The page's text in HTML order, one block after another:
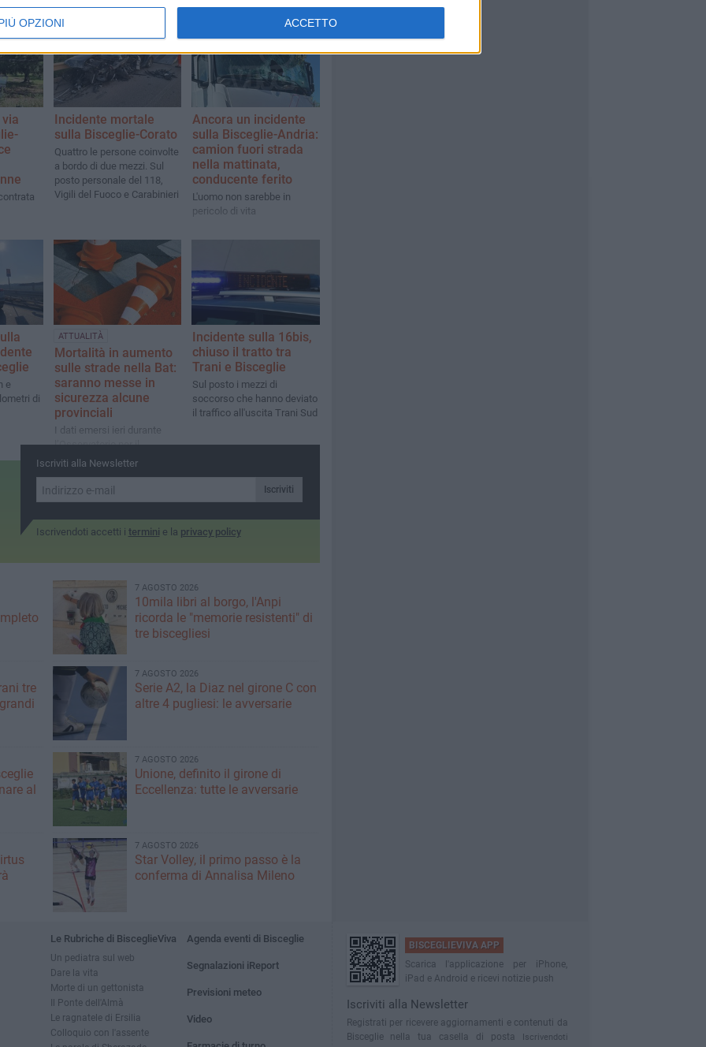
OPZIONI ACCETTO
Incidente mortale
sulla Bisceglie-Corato
Quattro le persone coinvolte
a bordo di due mezzi. Sul
posto personale del 118,
Vigili del Fuoco e Carabinieri
Ancora un incidente
sulla Bisceglie-Andria:
camion fuori strada
nella mattinata,
conducente ferito
L'uomo non sarebbe in
pericolo di vita
e
di
ATTUALITÀ
Mortalità in aumento
sulle strade nella Bat:
saranno messe in
sicurezza alcune
provinciali
I dati emersi ieri durante
l’Osservatorio per il
monitoraggio
sul territorio
Incidente sulla 16bis,
chiuso il tratto tra
Trani e Bisceglie
Sul posto i mezzi di
soccorso che hanno deviato
il traffico all'uscita Trani Sud
Iscriviti alla Newsletter
Iscriviti
Iscrivendoti accetti i termini e la privacy policy
7 AGOSTO 2026
10mila libri al borgo, l'Anpi
ricorda le "memorie resistenti" di
tre biscegliesi
tre
7 AGOSTO 2026
Serie A2, la Diaz nel girone C con
altre 4 pugliesi: le avversarie
al
7 AGOSTO 2026
Unione, definito il girone di
Eccellenza: tutte le avversarie
7 AGOSTO 2026
Star Volley, il primo passo è la
conferma di Annalisa Mileno
Le Rubriche di BisceglieViva
Un pediatra sul web
Dare la vita
Morte di un gettonista
Il Ponte dell'Almà
Le ragnatele di Ersilia
Colloquio con l'assente
Agenda eventi di Bisceglie
Segnalazioni iReport
Previsioni meteo
Video
BISCEGLIEVIVA APP
Scarica l'applicazione per iPhone,
iPad e Android e ricevi notizie push
Iscriviti alla Newsletter
Registrati per ricevere aggiornamenti e contenuti da
Bisceglie nella tua casella di posta
Iscrivendoti